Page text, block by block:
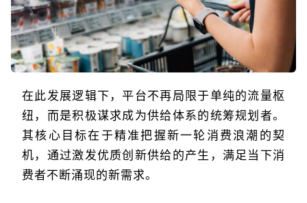
在此发展逻辑下，平台不再局限于单纯的流量枢
纽，而是积极谋求成为供给体系的统筹规划者。
其核心目标在于精准把握新一轮消费浪潮的契
机，通过激发优质创新供给的产生，满足当下消
费者不断涌现的新需求。